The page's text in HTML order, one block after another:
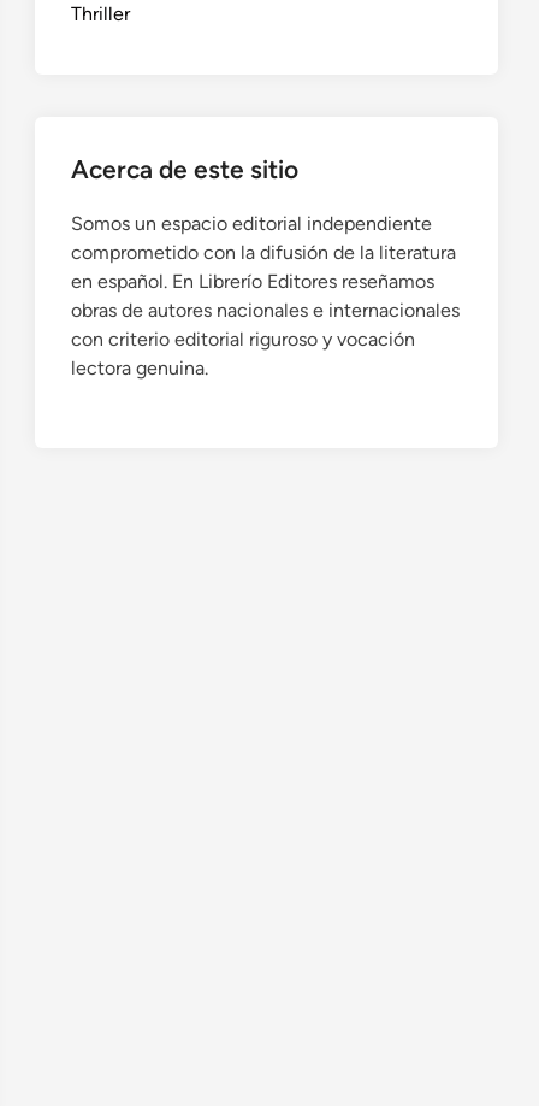
Thriller
Acerca de este sitio
Somos un espacio editorial independiente
comprometido con la difusión de la literatura
en español. En Librerío Editores reseñamos
obras de autores nacionales e internacionales
con criterio editorial riguroso y vocación
lectora genuina.